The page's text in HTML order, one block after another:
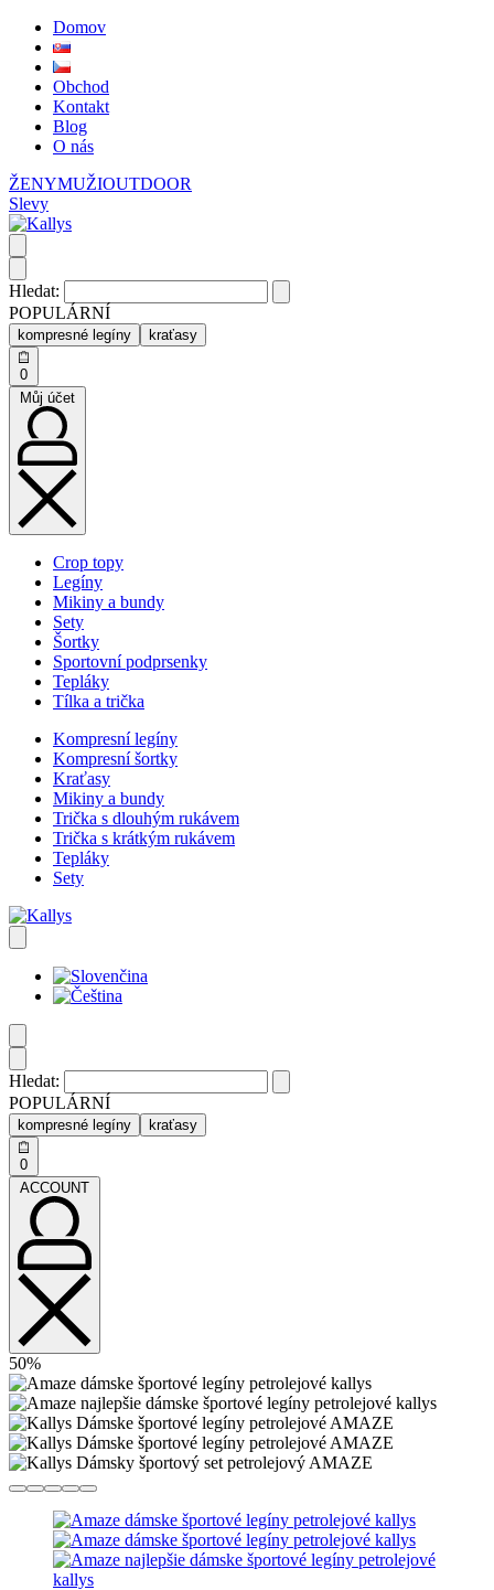
Domov
Obchod
Kontakt
Blog
O nás
ŽENYMUŽIOUTDOOR
Slevy
Hledat:
POPULÁRNÍ
kompresné legíny kraťasy
0
Můj účet
Crop topy
Legíny
Mikiny a bundy
Sety
Šortky
Sportovní podprsenky
Tepláky
Tílka a trička
Kompresní legíny
Kompresní šortky
Kraťasy
Mikiny a bundy
Trička s dlouhým rukávem
Trička s krátkým rukávem
Tepláky
Sety
Hledat:
POPULÁRNÍ
kompresné legíny kraťasy
0
ACCOUNT
50%